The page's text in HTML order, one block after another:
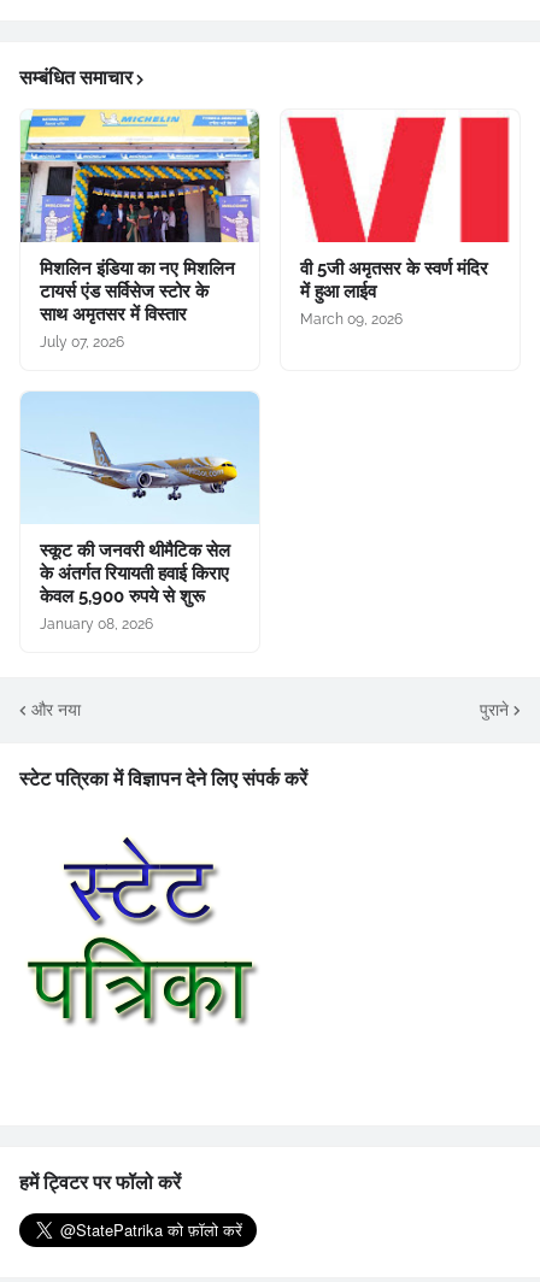
सम्बंधित समाचार
मिशलिन इंडिया का नए मिशलिन
टायर्स एंड सर्विसेज स्टोर के
साथ अमृतसर में विस्तार
July 07, 2026
वी 5जी अमृतसर के स्वर्ण मंदिर
में हुआ लाईव
March 09, 2026
स्कूट की जनवरी थीमैटिक सेल
के अंतर्गत रियायती हवाई किराए
केवल 5,900 रुपये से शुरू
January 08, 2026
और नया पुराने
स्टेट पत्रिका में विज्ञापन देने लिए संपर्क करें
हमें ट्विटर पर फॉलो करें